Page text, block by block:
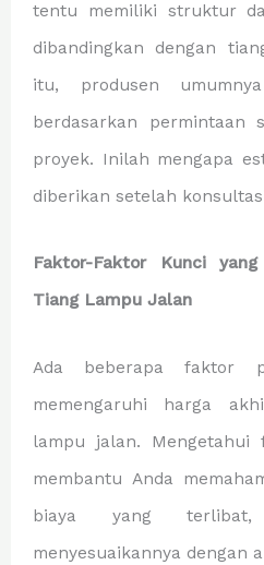
tentu memiliki struktur
dibandingkan dengan
itu, produsen
berdasarkan permintaan
proyek. Inilah mengapa
diberikan setelah
Faktor-Faktor Kunci
Tiang Lampu Jalan
Ada beberapa faktor
memengaruhi harga
lampu jalan.
membantu Anda
biaya yang terlibat,
menyesuaikannya dengan